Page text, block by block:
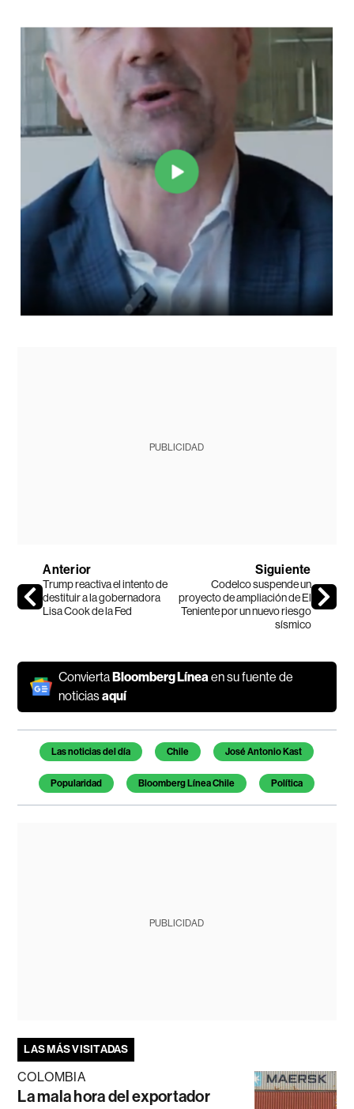
PUBLICIDAD
Anterior
Trump reactiva el intento de
destituir a la gobernadora
Lisa Cook de la Fed
Siguiente
Codelco suspende un
proyecto de ampliación de El
Teniente por un nuevo riesgo
sísmico
ConviertaBloomberg Líneaen su fuente de
noticiasaquí
Temas de este artículo
Las noticias del día Chile José Antonio Kast
Popularidad Bloomberg Línea Chile Política
PUBLICIDAD
LAS MÁS VISITADAS
COLOMBIA
La mala hora del exportador